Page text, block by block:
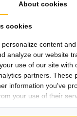
glazen 250
About cookies
cookies
content
analyze our website
use of our site with
partners. These
information you've
your use of their